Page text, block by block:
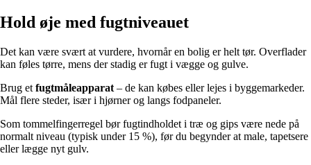
Hold øje med fugtniveauet
Det kan være svært at vurdere, hvornår en bolig er helt tør. Overflader
kan føles tørre, mens der stadig er fugt i vægge og gulve.
Brug et fugtmåleapparat – de kan købes eller lejes i byggemarkeder.
Mål flere steder, især i hjørner og langs fodpaneler.
Som tommelfingerregel bør fugtindholdet i træ og gips være nede på
normalt niveau (typisk under 15 %), før du begynder at male, tapetsere
eller lægge nyt gulv.